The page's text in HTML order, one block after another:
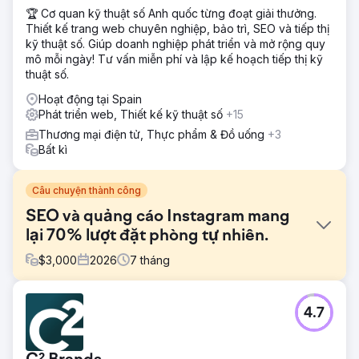
🏆 Cơ quan kỹ thuật số Anh quốc từng đoạt giải thưởng.
Thiết kế trang web chuyên nghiệp, bảo trì, SEO và tiếp thị
kỹ thuật số. Giúp doanh nghiệp phát triển và mở rộng quy
mô mỗi ngày! Tư vấn miễn phí và lập kế hoạch tiếp thị kỹ
thuật số.
Hoạt động tại Spain
Phát triển web, Thiết kế kỹ thuật số +15
Thương mại điện tử, Thực phẩm & Đồ uống +3
Bất kì
Câu chuyện thành công
SEO và quảng cáo Instagram mang
lại 70% lượt đặt phòng tự nhiên.
$3,000 2026 7 tháng
Thử thách
Một công ty du lịch nhỏ phụ thuộc hoàn toàn vào quảng
cáo trả phí và các đối tác ngoại tuyến để thu hút khách
hàng. Trang web của họ không có SEO, lưu lượng truy
4.7